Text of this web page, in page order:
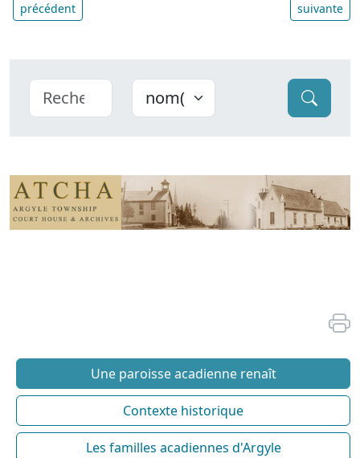
précédent suivante
Une paroisse acadienne renaît
Contexte historique
Les familles acadiennes d'Argyle